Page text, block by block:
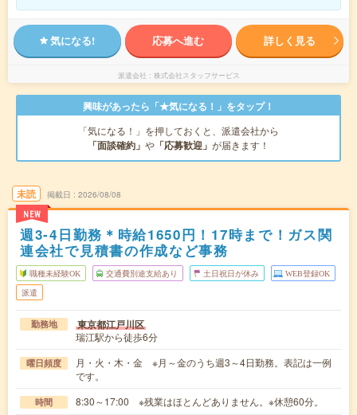
気になる! 応募へ進む 詳しく見る
派遣会社 株式会社スタッフサービス
興味があったら「★気になる！」をタップ！
「気になる！」を押しておくと、派遣会社から
「面談確約」 や 「応募歓迎」 が届きます！
未読
NEW
掲載日 2026/08/08
週3-4日勤務＊時給1650円！17時まで！ガス関
連会社で見積書の作成など事務
職種未経験OK 交通費別途支給あり 土日祝日が休み WEB登録OK
派遣
勤務地 東京都江戸川区
瑞江駅から徒歩6分
曜日頻度
月・火・木・金 ※月～金のうち週3～4日勤務。表記は一例
です。
時間 8:30～17:00 ※残業はほとんどありません。※休憩60分。